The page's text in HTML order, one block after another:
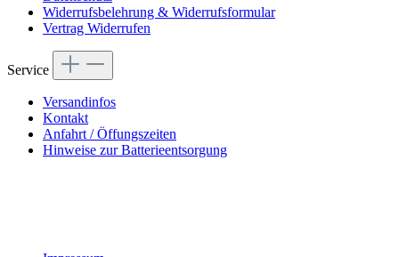
Widerrufsbelehrung & Widerrufsformular
Vertrag Widerrufen
Service
Versandinfos
Kontakt
Anfahrt / Öffungszeiten
Hinweise zur Batterieentsorgung